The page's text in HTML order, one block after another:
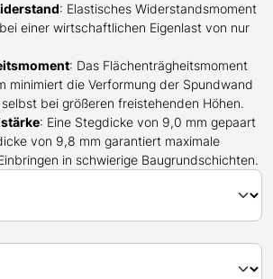
: Elastisches Widerstandsmoment
einer wirtschaftlichen Eigenlast von nur
: Das Flächenträgheitsmoment
minimiert die Verformung der Spundwand
selbst bei größeren freistehenden Höhen.
: Eine Stegdicke von 9,0 mm gepaart
von 9,8 mm garantiert maximale
in schwierige Baugrundschichten.